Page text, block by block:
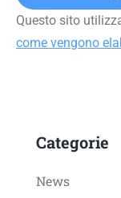
Questo sito
come vengono
Categorie
News